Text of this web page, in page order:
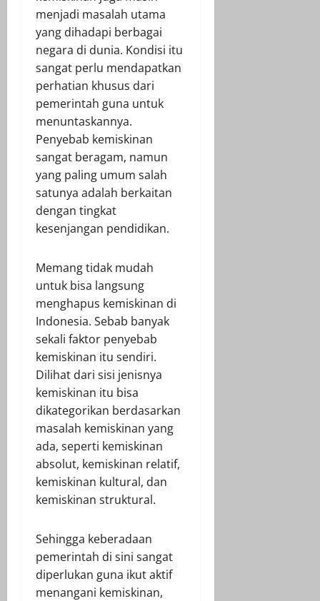
menjadi masalah utama
yang dihadapi berbagai
negara di dunia. Kondisi itu
sangat perlu mendapatkan
perhatian khusus dari
pemerintah guna untuk
menuntaskannya.
Penyebab kemiskinan
sangat beragam, namun
yang paling umum salah
satunya adalah berkaitan
dengan tingkat
kesenjangan pendidikan.
Memang tidak mudah
untuk bisa langsung
menghapus kemiskinan di
Indonesia. Sebab banyak
sekali faktor penyebab
kemiskinan itu sendiri.
Dilihat dari sisi jenisnya
kemiskinan itu bisa
dikategorikan berdasarkan
masalah kemiskinan yang
ada, seperti kemiskinan
absolut, kemiskinan relatif,
kemiskinan kultural, dan
kemiskinan struktural.
Sehingga keberadaan
pemerintah di sini sangat
diperlukan guna ikut aktif
menangani kemiskinan,